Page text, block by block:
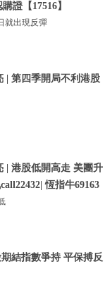
證【17516】
就出現反彈
| 第四季開局不利港股
| 港股低開高走 美團升
恆指牛69163
結指數爭持 平保搏反